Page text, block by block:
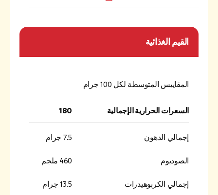
القيم الغذائية
المقاييس المتوسطة لكل 100 جرام
السعرات الحرارية الإجمالية 180
إجمالي الدهون 7.5 جرام
الصوديوم 460 ملجم
إجمالي الكربوهيدرات 13.5 جرام